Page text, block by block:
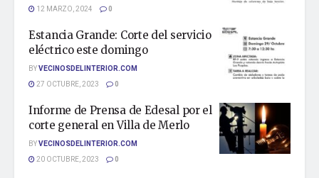
12 MARZO, 2024
0
Estancia Grande: Corte del servicio
eléctrico este domingo
BYVECINOSDELINTERIOR.COM
27 OCTUBRE, 2023
0
Informe de Prensa de Edesal por el
corte general en Villa de Merlo
BYVECINOSDELINTERIOR.COM
20 OCTUBRE, 2023
0